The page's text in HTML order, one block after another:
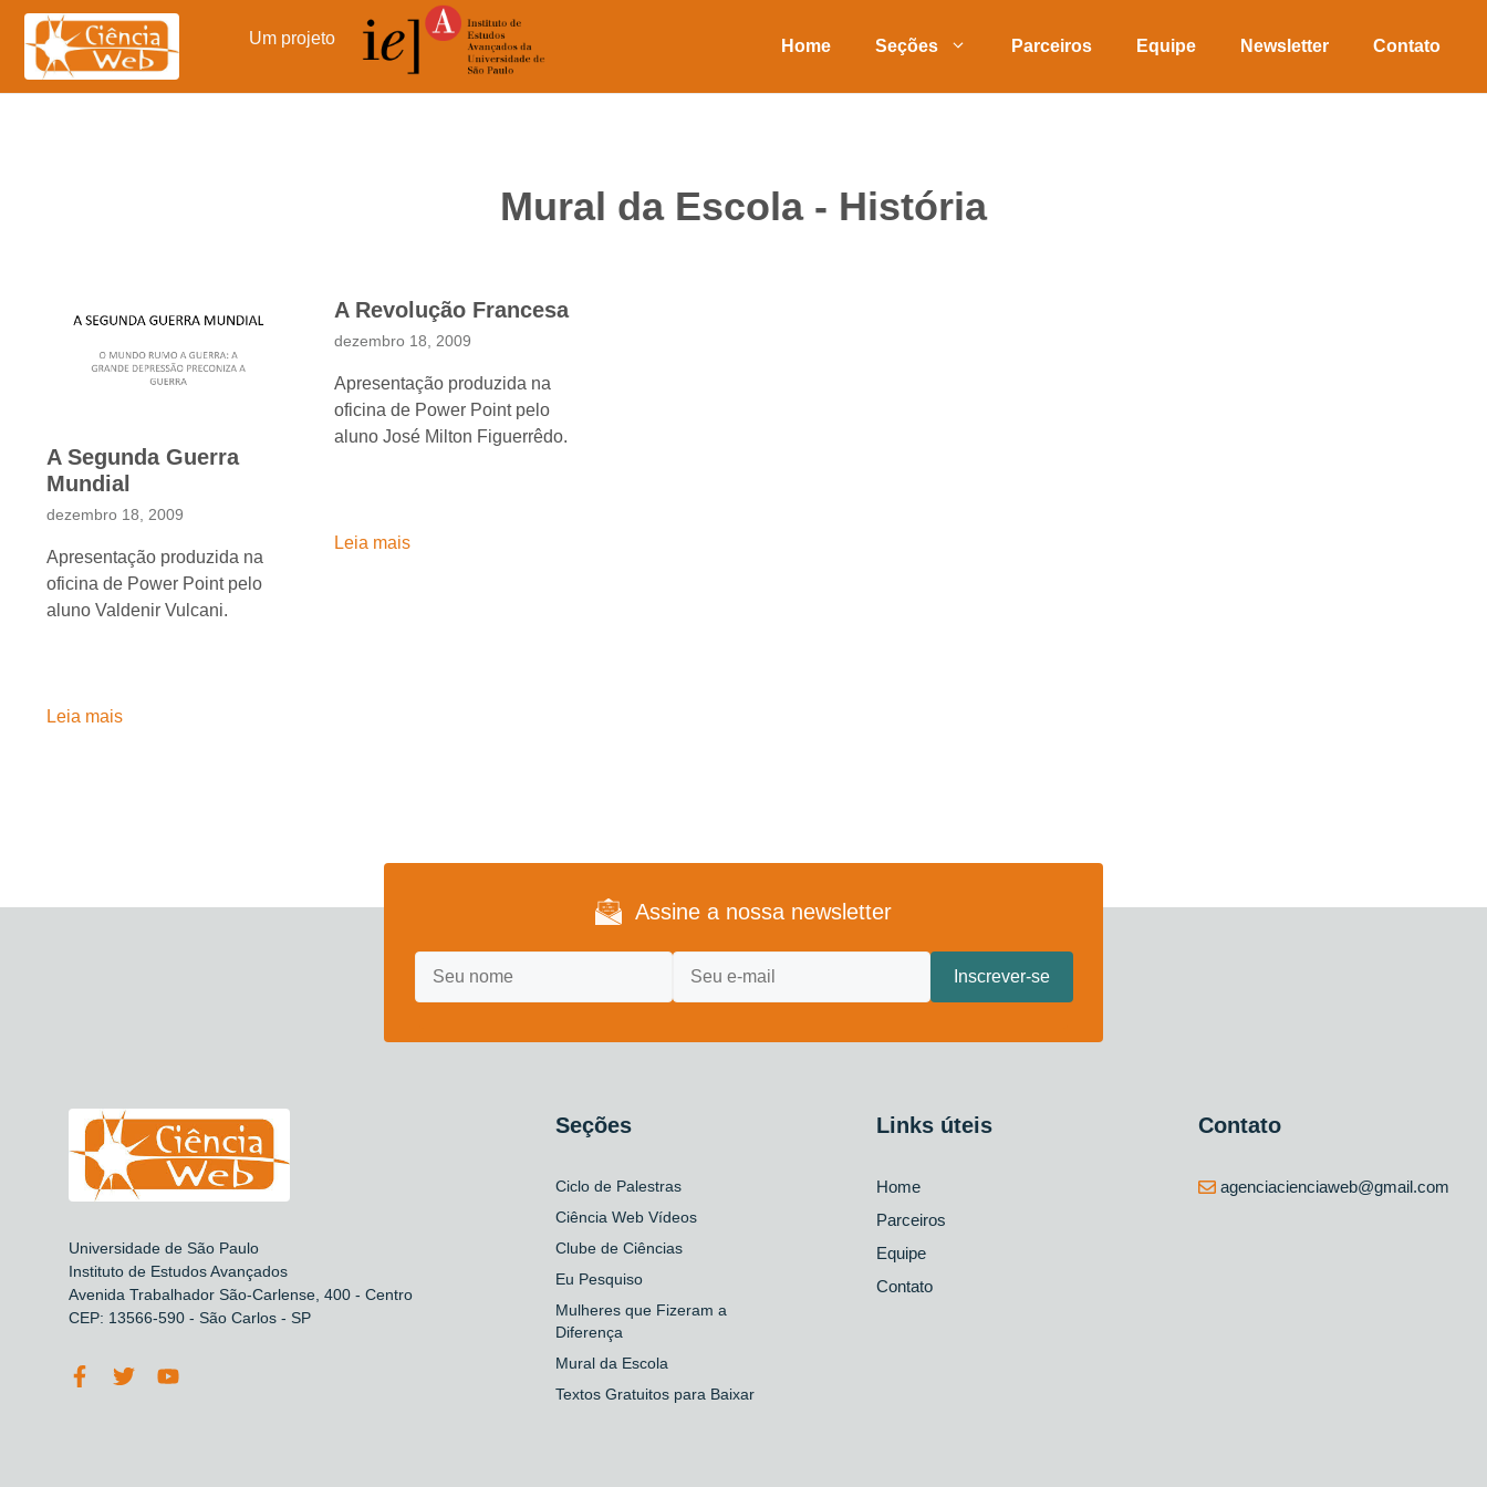
Pular
conteúdo
Um projeto Home Seções Parceiros Equipe Newsletter Contato
Mural da Escola - História
A Segunda Guerra
Mundial
dezembro 18, 2009
Apresentação produzida na
oficina de Power Point pelo
aluno Valdenir Vulcani.
Leia mais
A Revolução Francesa
dezembro 18, 2009
Apresentação produzida na
oficina de Power Point pelo
aluno José Milton Figuerrêdo.
Leia mais
Assine a nossa newsletter
Universidade de São Paulo
Instituto de Estudos Avançados
Avenida Trabalhador São-Carlense, 400 - Centro
CEP: 13566-590 - São Carlos - SP
Seções
Ciclo de Palestras
Ciência Web Vídeos
Clube de Ciências
Eu Pesquiso
Mulheres que Fizeram a
Diferença
Mural da Escola
Textos Gratuitos para Baixar
Links úteis
Home
Parceiros
Equipe
Contato
Contato
agenciacienciaweb@gmail.com